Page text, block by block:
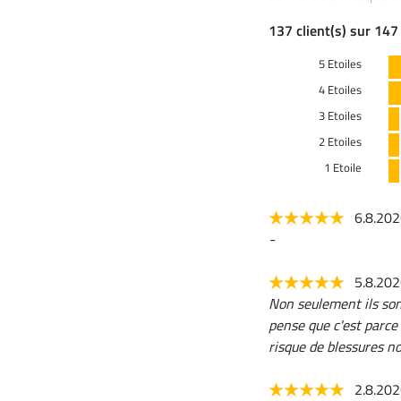
137 client(s) sur
5 Etoiles
4 Etoiles
3 Etoiles
2 Etoiles
1 Etoile
-
Non seulement ils
pense que c'est
risque de blessures